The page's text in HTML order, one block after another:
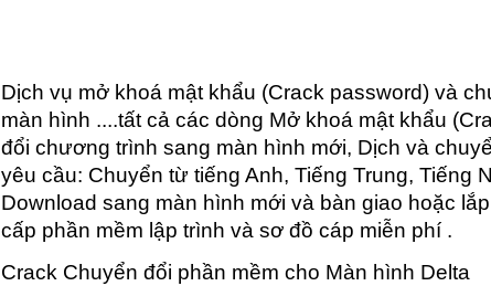
Dịch vụ mở khoá mật khẩu (Crack password) và
màn hình ....tất cả các dòng Mở khoá mật khẩu
đổi chương trình sang màn hình mới, Dịch và
yêu cầu: Chuyển từ tiếng Anh, Tiếng Trung, Tiếng
Download sang màn hình mới và bàn giao hoặc
cấp phần mềm lập trình và sơ đồ cáp miễn phí .
Crack Chuyển đổi phần mềm cho Màn hình Delta